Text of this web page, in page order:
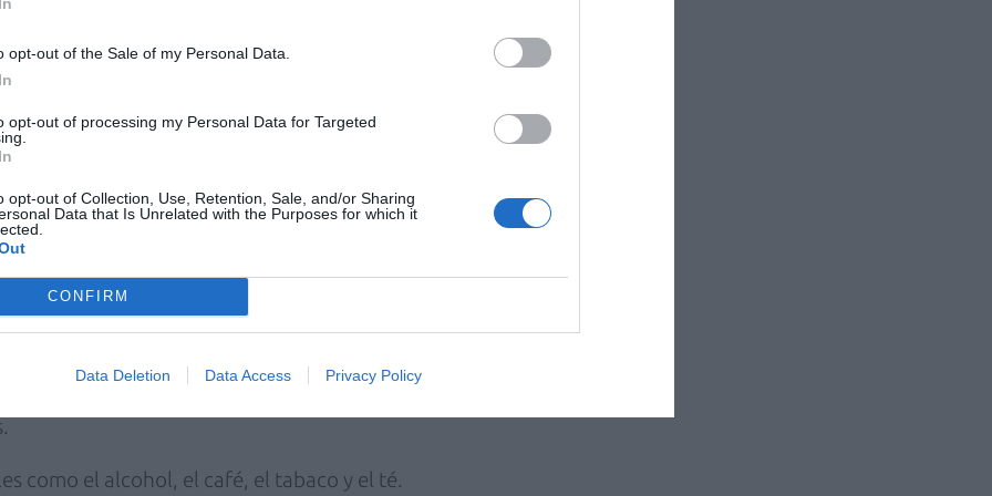
opt-out of the Sale of my Personal Data.
opt-out of processing my Personal Data for Targeted
opt-out of Collection, Use, Retention, Sale, and/or Sharing
Data that Is Unrelated with the Purposes for which it
CONFIRM
Data Deletion Data Access Privacy Policy
y bebidas.
plancha, grill, horno, hervidos.
(cinco comidas al día), y evitar el
rojas, los embutidos, los fritos, la
el chocolate, la mayonesa, el
verdura, patata y fruta.
como el alcohol, el café, el tabaco y el té.